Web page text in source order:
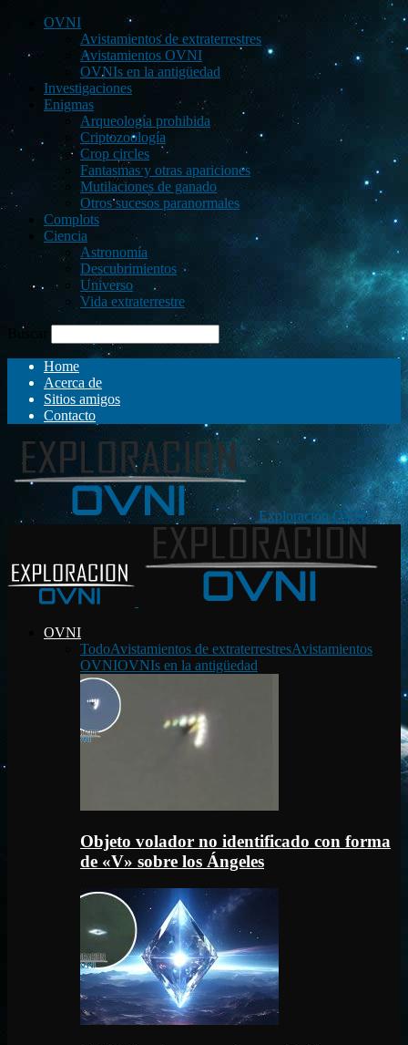
OVNI
Avistamientos de extraterrestres
Avistamientos OVNI
OVNIs en la antigüedad
Investigaciones
Enigmas
Arqueología prohibida
Criptozoología
Crop circles
Fantasmas y otras apariciones
Mutilaciones de ganado
Otros sucesos paranormales
Complots
Ciencia
Astronomía
Descubrimientos
Universo
Vida extraterrestre
Buscar
Home
Acerca de
Sitios amigos
Contacto
Exploración OVNI
OVNI
TodoAvistamientos de extraterrestresAvistamientos
OVNIOVNIs en la antigüedad
Objeto volador no identificado con forma
de «V» sobre los Ángeles